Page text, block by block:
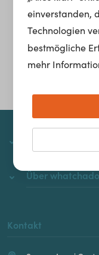
Über whatchado
Kontakt
einverstanden,
Technologien
bestmögliche
mehr